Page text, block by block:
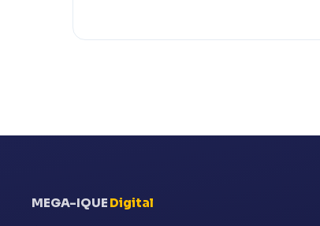
MEGA-IQUE Digital